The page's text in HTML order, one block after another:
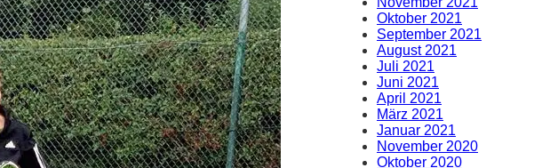
Oktober 2021
September 2021
August 2021
Juli 2021
Juni 2021
April 2021
März 2021
Januar 2021
November 2020
Oktober 2020